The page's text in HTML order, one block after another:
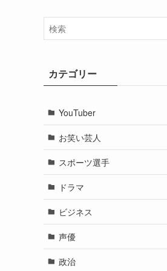
カテゴリー
YouTuber
お笑い芸人
スポーツ選手
ドラマ
ビジネス
声優
政治